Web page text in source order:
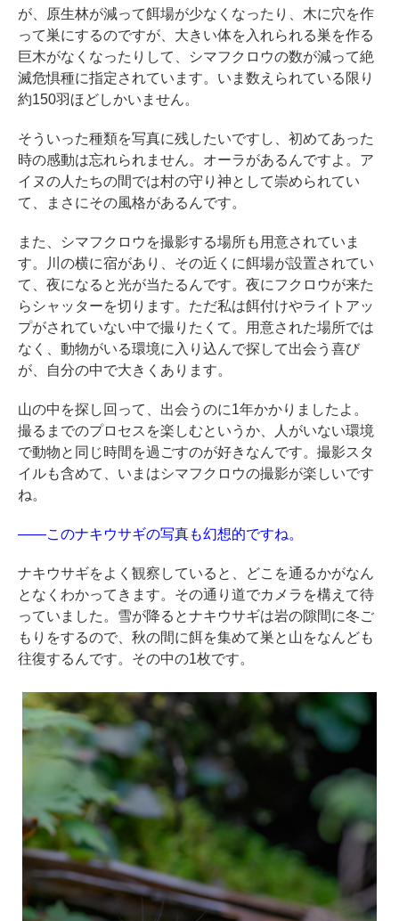
が、原生林が減って餌場が少なくなったり、木に穴を作
って巣にするのですが、大きい体を入れられる巣を作る
巨木がなくなったりして、シマフクロウの数が減って絶
滅危惧種に指定されています。いま数えられている限り
約150羽ほどしかいません。
そういった種類を写真に残したいですし、初めてあった
時の感動は忘れられません。オーラがあるんですよ。ア
イヌの人たちの間では村の守り神として崇められてい
て、まさにその風格があるんです。
また、シマフクロウを撮影する場所も用意されていま
す。川の横に宿があり、その近くに餌場が設置されてい
て、夜になると光が当たるんです。夜にフクロウが来た
らシャッターを切ります。ただ私は餌付けやライトアッ
プがされていない中で撮りたくて。用意された場所では
なく、動物がいる環境に入り込んで探して出会う喜び
が、自分の中で大きくあります。
山の中を探し回って、出会うのに1年かかりましたよ。
撮るまでのプロセスを楽しむというか、人がいない環境
で動物と同じ時間を過ごすのが好きなんです。撮影スタ
イルも含めて、いまはシマフクロウの撮影が楽しいです
ね。
――このナキウサギの写真も幻想的ですね。
ナキウサギをよく観察していると、どこを通るかがなん
となくわかってきます。その通り道でカメラを構えて待
っていました。雪が降るとナキウサギは岩の隙間に冬ご
もりをするので、秋の間に餌を集めて巣と山をなんども
往復するんです。その中の1枚です。